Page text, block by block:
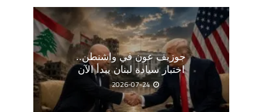
جوزيف عون في واشنطن..
اختبار سيادة لبنان يبدأ الآن
2026-07-24